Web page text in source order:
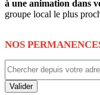
à une animation dans
groupe local le plus
NOS
Valider